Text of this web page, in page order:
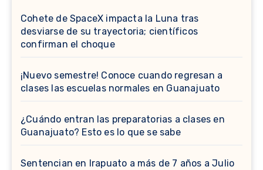
Cohete de SpaceX impacta la Luna tras
desviarse de su trayectoria; científicos
confirman el choque
¡Nuevo semestre! Conoce cuando regresan a
clases las escuelas normales en Guanajuato
¿Cuándo entran las preparatorias a clases en
Guanajuato? Esto es lo que se sabe
Sentencian en Irapuato a más de 7 años a Julio